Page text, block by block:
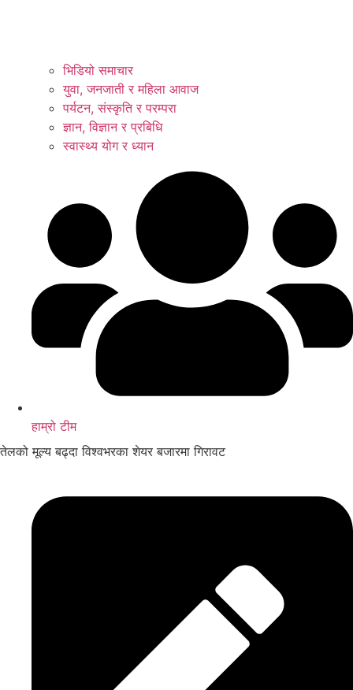
भिडियो समाचार
युवा, जनजाती र महिला आवाज
पर्यटन, संस्कृति र परम्परा
ज्ञान, विज्ञान र प्रबिधि
स्वास्थ्य योग र ध्यान
हाम्रो टीम
तेलको मूल्य बढ्दा विश्वभरका शेयर बजारमा गिरावट